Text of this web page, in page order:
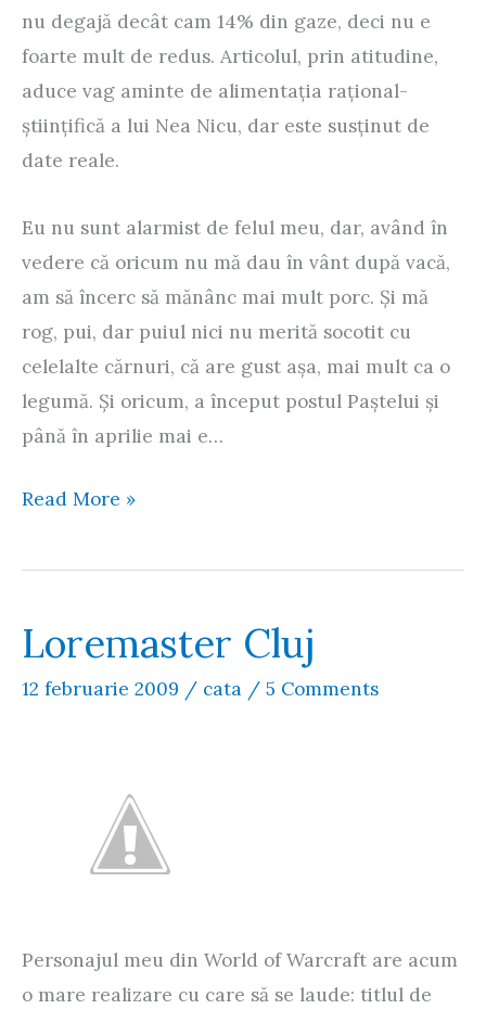
nu degajă decât cam 14% din gaze, deci nu e
foarte mult de redus. Articolul, prin atitudine,
aduce vag aminte de alimentaţia raţional-
ştiinţifică a lui Nea Nicu, dar este susţinut de
date reale.
Eu nu sunt alarmist de felul meu, dar, având în
vedere că oricum nu mă dau în vânt după vacă,
am să încerc să mănânc mai mult porc. Şi mă
rog, pui, dar puiul nici nu merită socotit cu
celelalte cărnuri, că are gust aşa, mai mult ca o
legumă. Şi oricum, a început postul Paştelui şi
până în aprilie mai e…
Salvaţi
mâncaţi
Read More »
Loremaster Cluj
12 februarie 2009 / cata / 5 Comments
Personajul meu din World of Warcraft are acum
o mare realizare cu care să se laude: titlul de